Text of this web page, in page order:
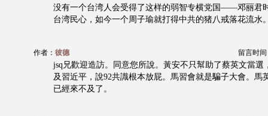
没有一个台湾人会受得了这样的弱智专横党国——邓丽君
台湾民心，如今一个周子瑜就打得中共的猪八戒落花流水
作者： 彼德 留言时间
jsq兄歡迎造訪。同意您所說。黃安不只幫助了蔡英文當選
及習近平，說92共識根本放屁。馬習會就是騙子大會。馬
已經來不及了。